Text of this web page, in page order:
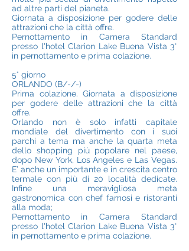
ad altre parti del pianeta.
Giornata a disposizione per godere delle
attrazioni che la città offre.
Pernottamento in Camera Standard
presso l'hotel Clarion Lake Buena Vista 3*
in pernottamento e prima colazione.
5° giorno
ORLANDO (B/-/-)
Prima colazione. Giornata a disposizione
per godere delle attrazioni che la città
offre.
Orlando non è solo infatti capitale
mondiale del divertimento con i suoi
parchi a tema ma anche la quarta meta
dello shopping più popolare nel paese,
dopo New York, Los Angeles e Las Vegas.
E’ anche un importante e in crescita centro
termale con più di 20 località dedicate.
Infine una meravigliosa meta
gastronomica con chef famosi e ristoranti
alla moda;
Pernottamento in Camera Standard
presso l'hotel Clarion Lake Buena Vista 3*
in pernottamento e prima colazione.